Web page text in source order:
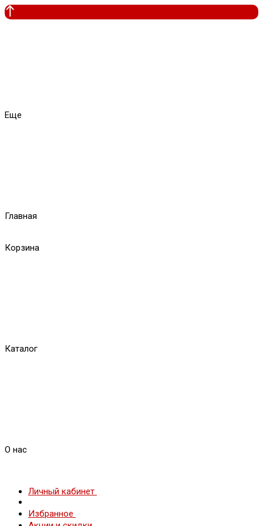
Еще
Главная
Корзина
Каталог
О нас
Личный кабинет
Избранное